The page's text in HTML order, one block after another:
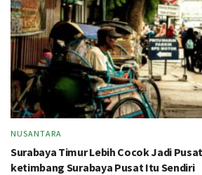
NUSANTARA
Surabaya Timur Lebih Cocok Jadi
ketimbang Surabaya Pusat Itu Sendiri